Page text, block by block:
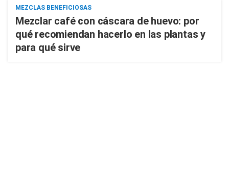
MEZCLAS BENEFICIOSAS
Mezclar café con cáscara de huevo: por
qué recomiendan hacerlo en las plantas y
para qué sirve